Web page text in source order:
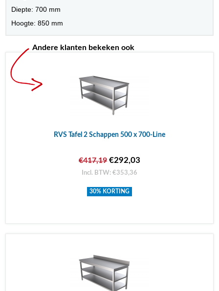
Diepte: 700 mm
Hoogte: 850 mm
Andere klanten bekeken ook
RVS Tafel 2 Schappen 500 x 700-Line
€417,19 €292,03
Incl. BTW: €353,36
30% KORTING